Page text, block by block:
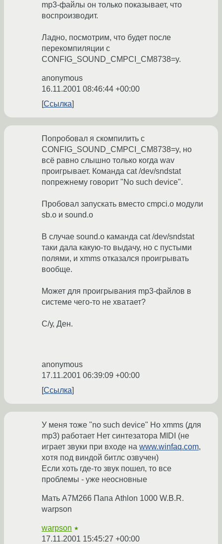
mp3-файлы он только показывает, что
воспроизводит.
Ладно, посмотрим, что будет после
перекомпиляции с
CONFIG_SOUND_CMPCI_CM8738=y.
anonymous
16.11.2001 08:46:44 +00:00
Ссылка
Попробовал я скомпилить с
CONFIG_SOUND_CMPCI_CM8738=y, но
всё равно слышно только когда wav
проигрывает. Команда cat /dev/sndstat
попрежнему говорит "No such device".
Пробовал запускать вместо cmpci.o модули
sb.o и sound.o
В случае sound.o каманда cat /dev/sndstat
таки дала какую-то выдачу, но с пустыми
полями, и xmms отказался проигрывать
вообще.
Может для проигрывания mp3-файлов в
системе чего-то не хватает?
С/у, Ден.
anonymous
17.11.2001 06:39:09 +00:00
Ссылка
У меня тоже "no such device" Но xmms (для
mp3) работает Нет синтезатора MIDI (не
играет звуки при входе на www.winfaq.com,
хотя под виндой битлс озвучен)
Если хоть где-то звук пошел, то все
проблемы - уже неосновные
Мать A7M266 Папа Athlon 1000 W.B.R.
warpson
warpson ★
17.11.2001 15:45:27 +00:00